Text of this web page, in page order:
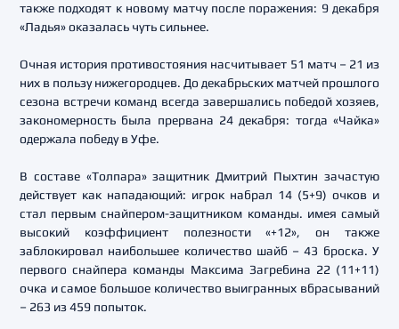
также подходят к новому матчу после поражения: 9 декабря
«Ладья» оказалась чуть сильнее.
Очная история противостояния насчитывает 51 матч – 21 из
них в пользу нижегородцев. До декабрьских матчей прошлого
сезона встречи команд всегда завершались победой хозяев,
закономерность была прервана 24 декабря: тогда «Чайка»
одержала победу в Уфе.
В составе «Толпара» защитник Дмитрий Пыхтин зачастую
действует как нападающий: игрок набрал 14 (5+9) очков и
стал первым снайпером-защитником команды. имея самый
высокий коэффициент полезности «+12», он также
заблокировал наибольшее количество шайб – 43 броска. У
первого снайпера команды Максима Загребина 22 (11+11)
очка и самое большое количество выигранных вбрасываний
– 263 из 459 попыток.